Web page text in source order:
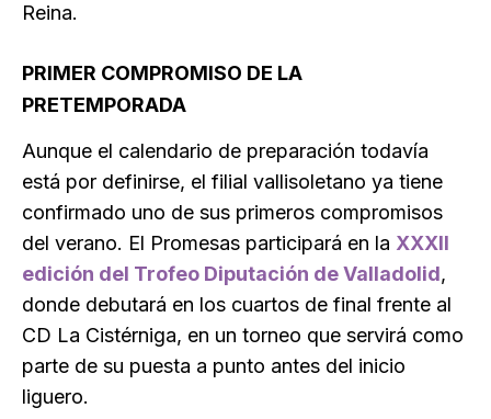
Reina.
PRIMER COMPROMISO DE LA
PRETEMPORADA
Aunque el calendario de preparación todavía
está por definirse, el filial vallisoletano ya tiene
confirmado uno de sus primeros compromisos
del verano. El Promesas participará en la XXXII
edición del Trofeo Diputación de Valladolid,
donde debutará en los cuartos de final frente al
CD La Cistérniga, en un torneo que servirá como
parte de su puesta a punto antes del inicio
liguero.